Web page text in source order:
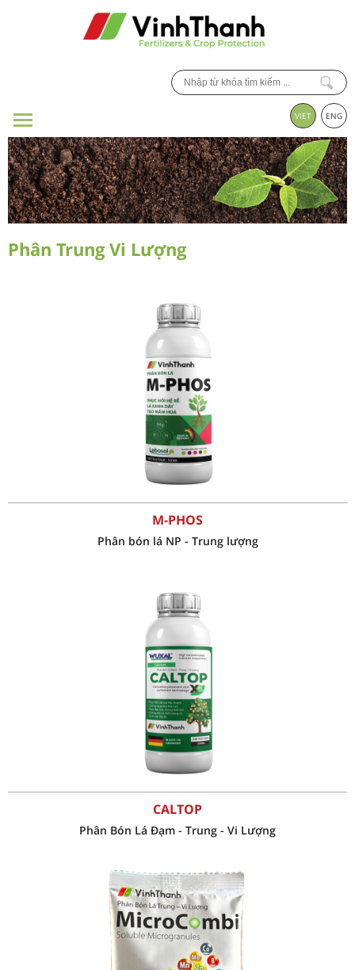
VIET ENG
Phân Trung Vi Lượng
M-PHOS
Phân bón lá NP - Trung lượng
CALTOP
Phân Bón Lá Đạm - Trung - Vi Lượng